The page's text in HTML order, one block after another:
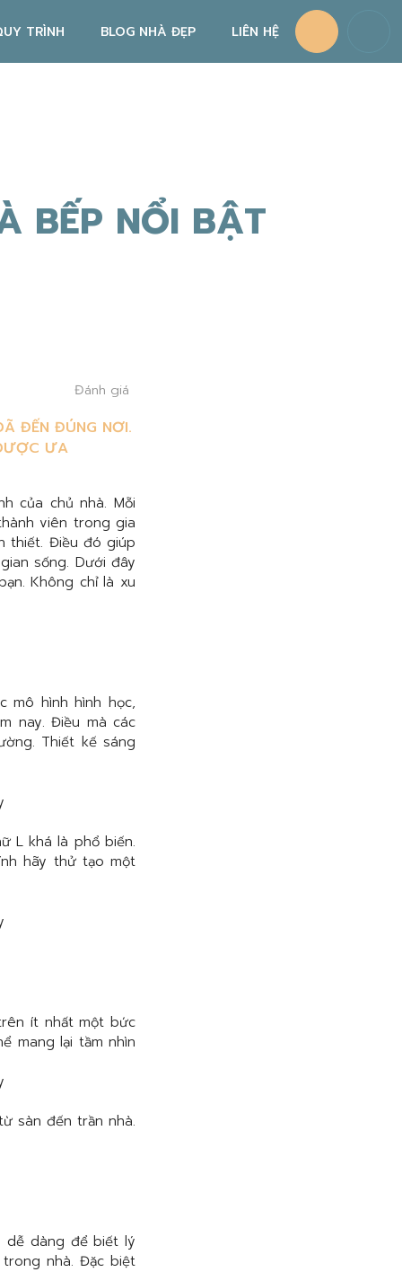
TRÌNH BLOG NHÀ ĐẸP LIÊN HỆ
BẾP NỔI BẬT
Đánh giá
ĐẾN ĐÚNG NƠI.
ƯA
của chủ nhà. Mỗi
viên trong gia
thiết. Điều đó giúp
sống. Dưới đây
Không chỉ là xu
mô hình hình học,
nay. Điều mà các
Thiết kế sáng
L khá là phổ biến.
hãy thử tạo một
ít nhất một bức
mang lại tầm nhìn
sàn đến trần nhà.
dễ dàng để biết lý
nhà. Đặc biệt